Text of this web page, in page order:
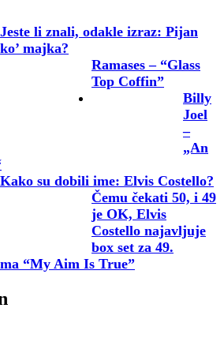
Jeste li znali, odakle izraz: Pijan
ko’ majka?
Ramases – “Glass
Top Coffin”
Billy
Joel
–
„An
Kako su dobili ime: Elvis Costello?
Čemu čekati 50, i 49
je OK, Elvis
Costello najavljuje
box set za 49.
“My Aim Is True”